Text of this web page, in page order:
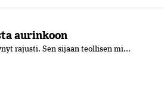
aurinkoon
rajusti. Sen sijaan teollisen mi...